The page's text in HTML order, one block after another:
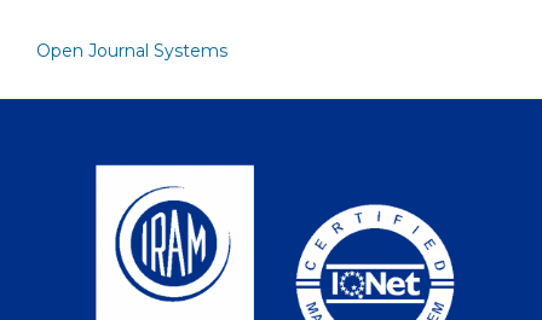
Open Journal Systems